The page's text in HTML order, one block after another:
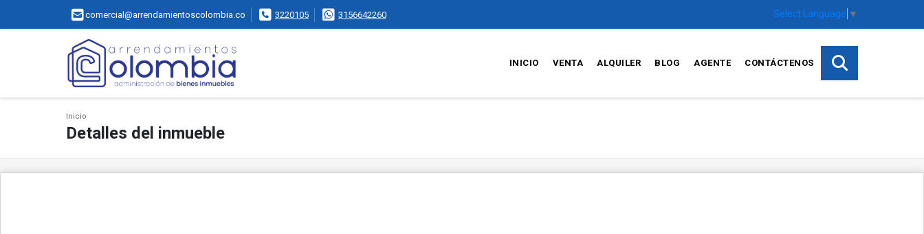
comercial@arrendamientoscolombia.co 3220105 3156642260 Select Language ▼
INICIO VENTA ALQUILER BLOG AGENTE CONTÁCTENOS
Inicio
Detalles del inmueble